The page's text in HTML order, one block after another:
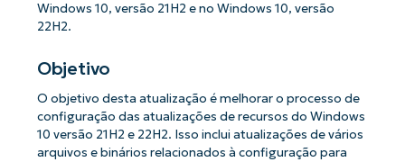
Windows 10, versão 21H2 e no Windows 10, versão
22H2.
Objetivo
O objetivo desta atualização é melhorar o processo de
configuração das atualizações de recursos do Windows
10 versão 21H2 e 22H2. Isso inclui atualizações de vários
arquivos e binários relacionados à configuração para